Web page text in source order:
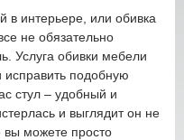
в интерьере, или обивка
не обязательно
Услуга обивки мебели
исправить подобную
стул – удобный и
и выглядит он не
вы можете просто